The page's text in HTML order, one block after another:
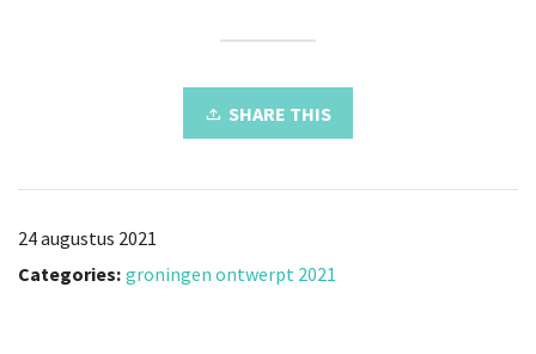
SHARE THIS
24 augustus 2021
Categories: groningen ontwerpt 2021